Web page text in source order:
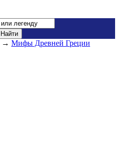
→ Мифы Древней Греции